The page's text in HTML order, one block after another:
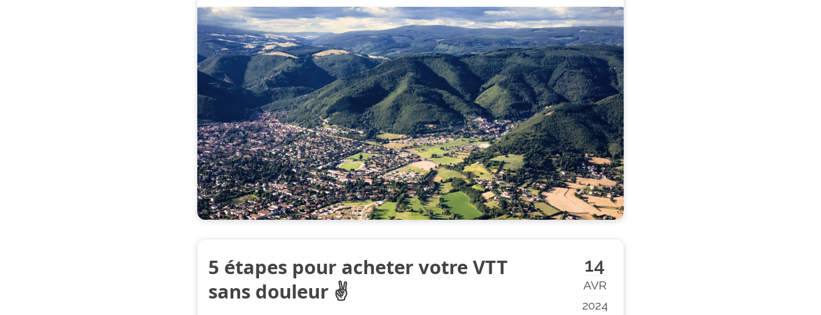
14
AVR
2024
5 étapes pour acheter votre VTT
sans douleur ✌️